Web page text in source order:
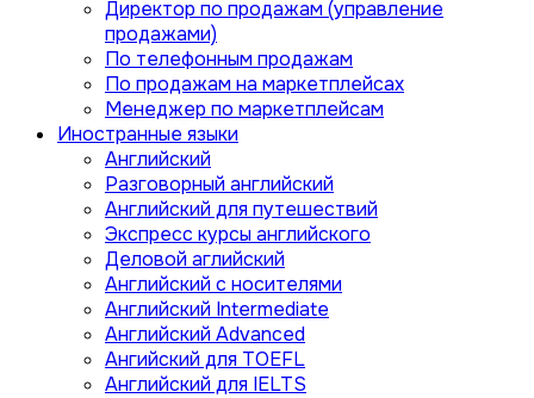
Директор по продажам (управление
продажами)
По телефонным продажам
По продажам на маркетплейсах
Менеджер по маркетплейсам
Иностранные языки
Английский
Разговорный английский
Английский для путешествий
Экспресс курсы английского
Деловой аглийский
Английский с носителями
Английский Intermediate
Английский Advanced
Ангийский для TOEFL
Английский для IELTS